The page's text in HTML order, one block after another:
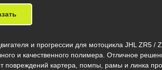
и прогрессии для мотоцикла JHL ZR5 /
и качественного полимера. Отличное
повреждений картера, помпы, рамы и линка